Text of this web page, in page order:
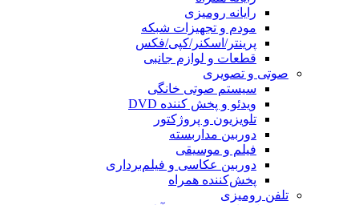
رایانه رومیزی
مودم و تجهیزات شبکه
پرینتر/اسکنر/کپی/فکس
قطعات و لوازم جانبی
صوتی و تصویری
سیستم صوتی خانگی
ویدئو و پخش کننده DVD
تلویزیون و پروژکتور
دوربین مداربسته
فیلم و موسیقی
دوربین عکاسی و فیلم‌برداری
پخش‌کننده همراه
تلفن رومیزی